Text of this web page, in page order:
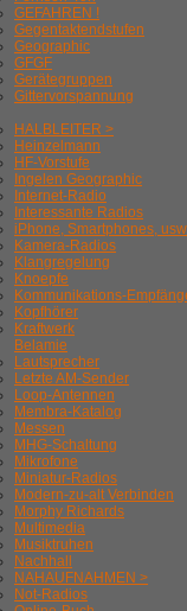
GEFAHREN !
Gegentaktendstufen
Geographic
GFGF
Gerätegruppen
Gittervorspannung
HALBLEITER >
Heinzelmann
HF-Vorstufe
Ingelen Geographic
Internet-Radio
Interessante Radios
iPhone, Smartphones,
Kamera-Radios
Klangregelung
Knoepfe
Kommunikations-
Kopfhörer
Kraftwerk
Belamie
Lautsprecher
Letzte AM-Sender
Loop-Antennen
Membra-Katalog
Messen
MHG-Schaltung
Mikrofone
Miniatur-Radios
Modern-zu-alt Verbinden
Morphy Richards
Multimedia
Musiktruhen
Nachhall
NAHAUFNAHMEN >
Not-Radios